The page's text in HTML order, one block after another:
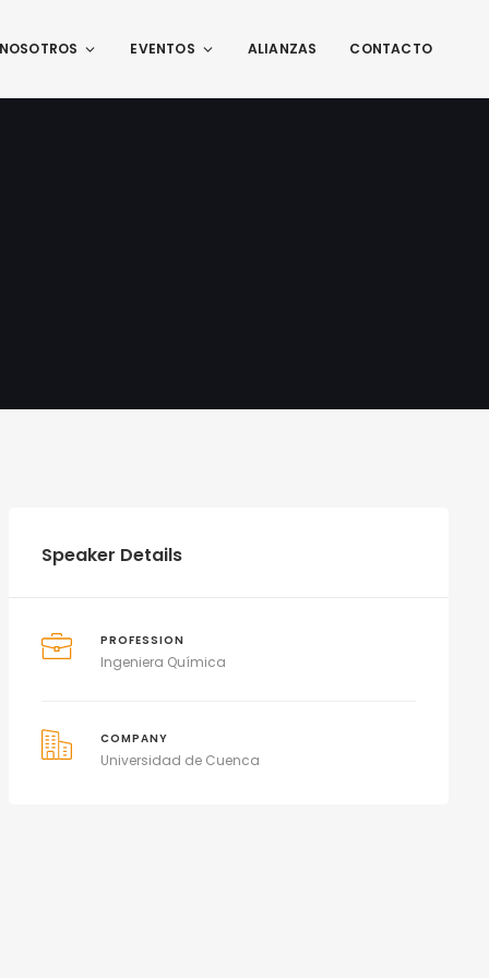
NOSOTROS EVENTOS ALIANZAS CONTACTO
Speaker Details
PROFESSION
Ingeniera Química
COMPANY
Universidad de Cuenca